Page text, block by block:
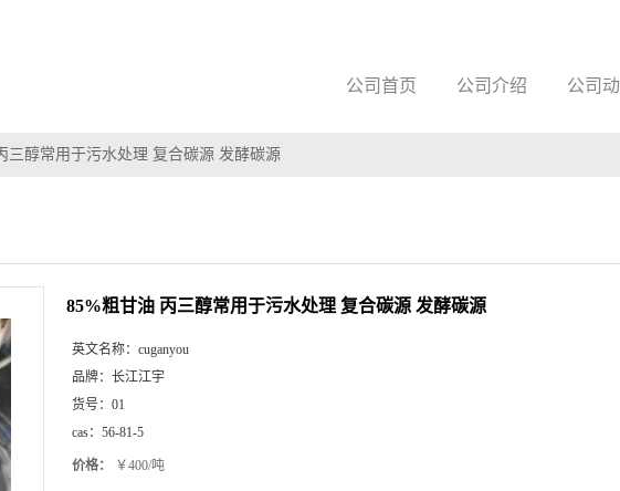
公司首页 公司介绍 公司
三醇常用于污水处理 复合碳源 发酵碳源
85%粗甘油 丙三醇常用于污水处理 复合碳源 发酵碳源
英文名称： cuganyou
品牌： 长江江宇
货号： 01
cas： 56-81-5
价格： ￥400/吨